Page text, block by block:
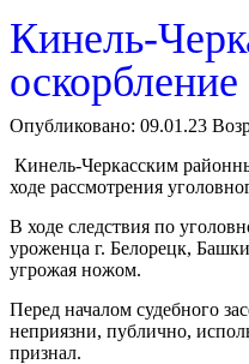
Кинель-
Опубликовано: 09.01.23
Кинель-Черкасским
ходе рассмотрения
В ходе следствия по
уроженца г. Белорецк,
угрожая ножом.
Перед началом судебного
неприязни, публично,
признал.